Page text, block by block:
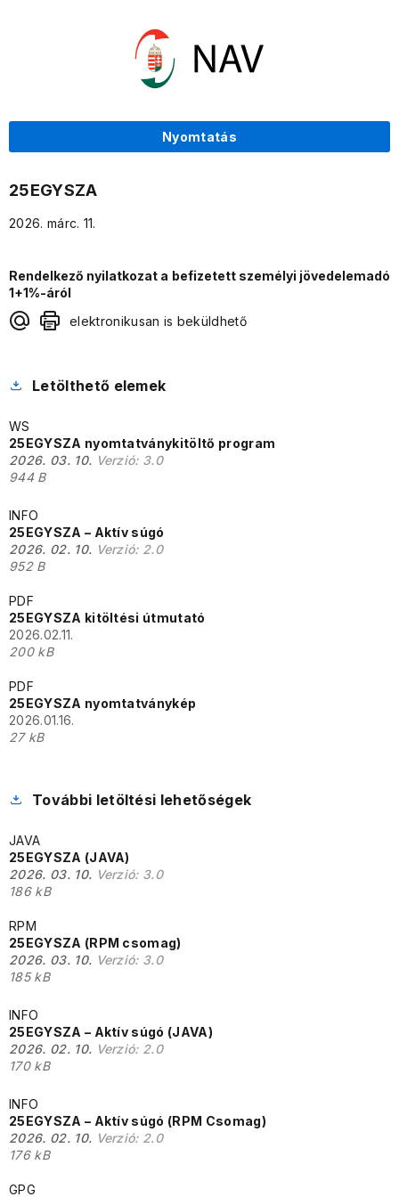
Nyomtatás
25EGYSZA
2026. márc. 11.
Rendelkező nyilatkozat a befizetett személyi jövedelemadó
1+1%-áról
elektronikusan is beküldhető
Letölthető elemek
WS
25EGYSZA nyomtatványkitöltő program
2026. 03. 10. Verzió: 3.0
944 B
INFO
25EGYSZA – Aktív súgó
2026. 02. 10. Verzió: 2.0
952 B
PDF
25EGYSZA kitöltési útmutató
2026.02.11.
200 kB
PDF
25EGYSZA nyomtatványkép
2026.01.16.
27 kB
További letöltési lehetőségek
JAVA
25EGYSZA (JAVA)
2026. 03. 10. Verzió: 3.0
186 kB
RPM
25EGYSZA (RPM csomag)
2026. 03. 10. Verzió: 3.0
185 kB
INFO
25EGYSZA – Aktív súgó (JAVA)
2026. 02. 10. Verzió: 2.0
170 kB
INFO
25EGYSZA – Aktív súgó (RPM Csomag)
2026. 02. 10. Verzió: 2.0
176 kB
GPG